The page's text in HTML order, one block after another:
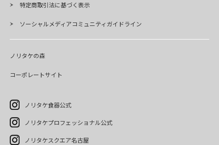
特定商取引法に基づく表示
ソーシャルメディアコミュニティガイドライン
ノリタケの森
コーポレートサイト
ノリタケ食器公式
ノリタケプロフェッショナル公式
ノリタケスクエア名古屋